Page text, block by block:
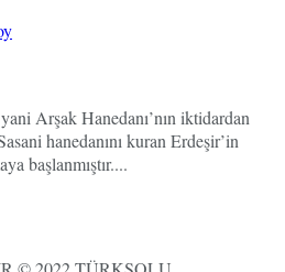
Arşak Hanedanı’nın iktidardan
hanedanını kuran Erdeşir’in
başlanmıştır....